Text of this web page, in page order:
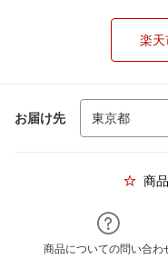
楽天
お届け先
商
商品についての問い合わ